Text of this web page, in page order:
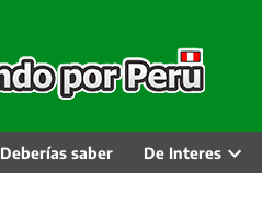
Deberías saber De Interes